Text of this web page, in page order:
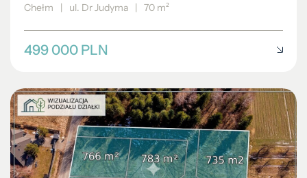
Chełm | ul. Dr Judyma | 70 m²
499 000 PLN